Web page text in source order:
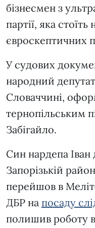
бізнесмен з
партії, яка
євроскептичних
У судових
народний депутат
Словаччині,
тернопільським
Забігайло.
Син нардепа Іван
Запорізькій
перейшов в
ДБР на посаду
полишив роботу